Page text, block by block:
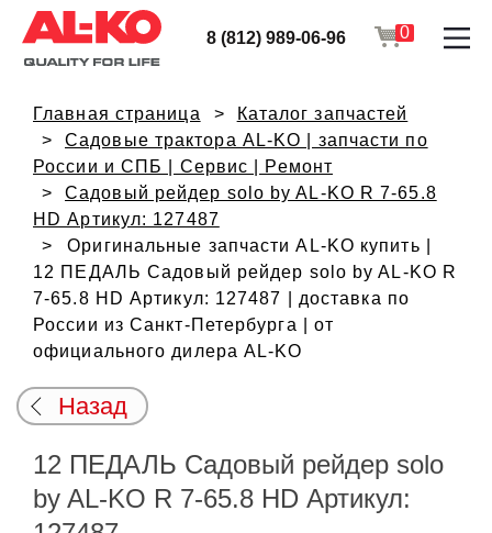
8 (812) 989-06-96 0
Главная страница
Каталог запчастей
Садовые трактора AL-KO | запчасти по
России и СПБ | Сервис | Ремонт
Садовый рейдер solo by AL-KO R 7-65.8
HD Артикул: 127487
Оригинальные запчасти AL-KO купить |
12 ПЕДАЛЬ Садовый рейдер solo by AL-KO R
7-65.8 HD Артикул: 127487 | доставка по
России из Санкт-Петербурга | от
официального дилера AL-KO
Назад
12 ПЕДАЛЬ Садовый рейдер solo
by AL-KO R 7-65.8 HD Артикул: